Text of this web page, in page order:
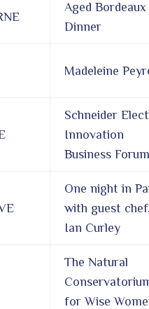
Aged Bordeaux
Dinner
Madeleine
Schneider
Innovation
Business Forum
One night in
with guest
Ian Curley
The Natural
for Wise